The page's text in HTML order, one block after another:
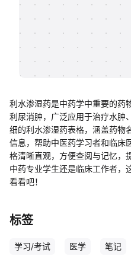
帮助中心
利水渗湿药是中药学中重要的药
利尿消肿，广泛应用于治疗水肿
细的利水渗湿药表格，涵盖药物
信息，帮助中医药学习者和临床
格清晰直观，方便查阅与记忆，
中药专业学生还是临床工作者，
看看吧！
标签
学习/考试 医学 笔记